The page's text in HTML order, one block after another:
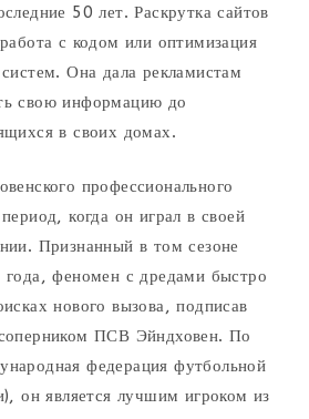
50 лет. Раскрутка сайтов
с кодом или оптимизация
Она дала рекламистам
свою информацию до
в своих домах.
профессионального
когда он играл в своей
Признанный в том сезоне
года, феномен с дредами быстро
нового вызова, подписав
ПСВ Эйндховен. По
федерация футбольной
он является лучшим игроком из